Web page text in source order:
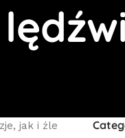
jak i źle